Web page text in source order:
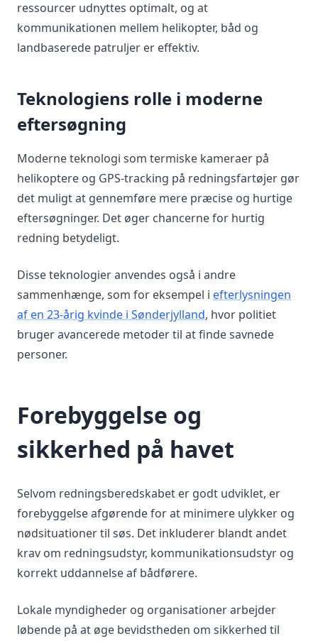
ressourcer udnyttes optimalt, og at
kommunikationen mellem helikopter, båd og
landbaserede patruljer er effektiv.
Teknologiens rolle i moderne
eftersøgning
Moderne teknologi som termiske kameraer på
helikoptere og GPS-tracking på redningsfartøjer gør
det muligt at gennemføre mere præcise og hurtige
eftersøgninger. Det øger chancerne for hurtig
redning betydeligt.
Disse teknologier anvendes også i andre
sammenhænge, som for eksempel i efterlysningen
af en 23-årig kvinde i Sønderjylland, hvor politiet
bruger avancerede metoder til at finde savnede
personer.
Forebyggelse og
sikkerhed på havet
Selvom redningsberedskabet er godt udviklet, er
forebyggelse afgørende for at minimere ulykker og
nødsituationer til søs. Det inkluderer blandt andet
krav om redningsudstyr, kommunikationsudstyr og
korrekt uddannelse af bådførere.
Lokale myndigheder og organisationer arbejder
løbende på at øge bevidstheden om sikkerhed til